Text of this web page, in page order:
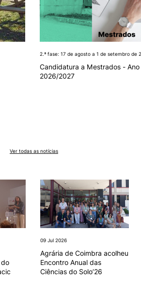
2.ª fase: 17 de agosto a 1 de setembro de
Candidatura a Mestrados -
2026/2027
Ver todas as notícias
09 Jul 2026
Agrária de Coimbra acolheu
Encontro Anual das
Ciências do Solo’26